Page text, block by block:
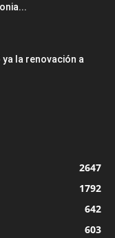
la renovación a
2647
1792
642
603